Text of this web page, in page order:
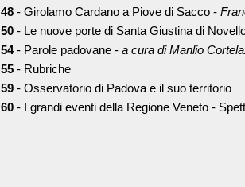
48- Girolamo Cardano a Piove di Sacco -
50- Le nuove porte di Santa Giustina di
54- Parole padovane - a cura di Manlio
55- Rubriche
59- Osservatorio di Padova e il suo territorio
60- I grandi eventi della Regione Veneto -